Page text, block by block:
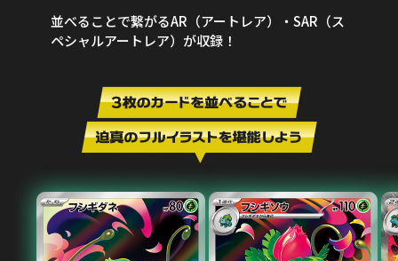
並べることで繋がるAR（アートレア）・SAR（ス
ペシャルアートレア）が収録！